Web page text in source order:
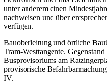
unter anderem einen
nachweisen und über
verfügen.
Bauoberleitung und örtliche
Tram-Westtangente.
Busprovisoriums am
provisorische
IV.